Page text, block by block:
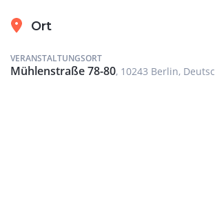
Ort
VERANSTALTUNGSORT
Mühlenstraße 78-80, 10243 Berlin,